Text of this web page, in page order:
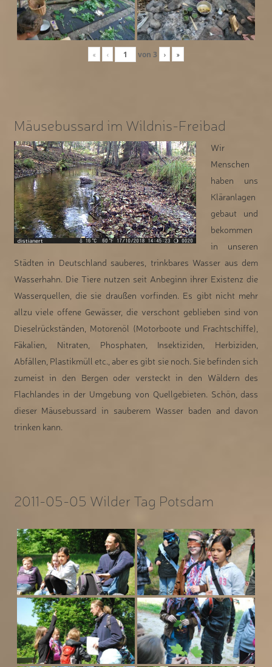
« ‹ von 3 › »
Mäusebussard im Wildnis-Freibad
Wir
Menschen
haben uns
Kläranlagen
gebaut und
bekommen
in unseren
Städten in Deutschland sauberes, trinkbares Wasser aus dem
Wasserhahn. Die Tiere nutzen seit Anbeginn ihrer Existenz die
Wasserquellen, die sie draußen vorfinden. Es gibt nicht mehr
allzu viele offene Gewässer, die verschont geblieben sind von
Dieselrückständen, Motorenöl (Motorboote und Frachtschiffe),
Fäkalien, Nitraten, Phosphaten, Insektiziden, Herbiziden,
Abfällen, Plastikmüll etc., aber es gibt sie noch. Sie befinden sich
zumeist in den Bergen oder versteckt in den Wäldern des
Flachlandes in der Umgebung von Quellgebieten. Schön, dass
dieser Mäusebussard in sauberem Wasser baden and davon
trinken kann.
2011-05-05 Wilder Tag Potsdam